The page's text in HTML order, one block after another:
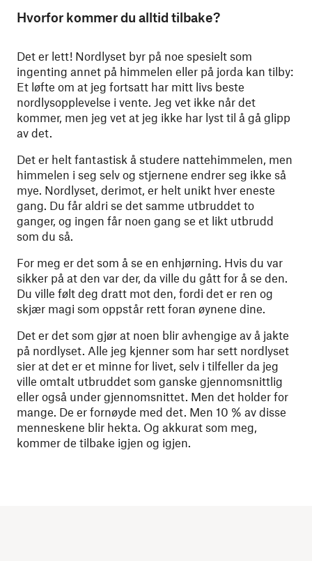
Hvorfor kommer du alltid tilbake?
Det er lett! Nordlyset byr på noe spesielt som
ingenting annet på himmelen eller på jorda kan tilby:
Et løfte om at jeg fortsatt har mitt livs beste
nordlysopplevelse i vente. Jeg vet ikke når det
kommer, men jeg vet at jeg ikke har lyst til å gå glipp
av det.
Det er helt fantastisk å studere nattehimmelen, men
himmelen i seg selv og stjernene endrer seg ikke så
mye. Nordlyset, derimot, er helt unikt hver eneste
gang. Du får aldri se det samme utbruddet to
ganger, og ingen får noen gang se et likt utbrudd
som du så.
For meg er det som å se en enhjørning. Hvis du var
sikker på at den var der, da ville du gått for å se den.
Du ville følt deg dratt mot den, fordi det er ren og
skjær magi som oppstår rett foran øynene dine.
Det er det som gjør at noen blir avhengige av å jakte
på nordlyset. Alle jeg kjenner som har sett nordlyset
sier at det er et minne for livet, selv i tilfeller da jeg
ville omtalt utbruddet som ganske gjennomsnittlig
eller også under gjennomsnittet. Men det holder for
mange. De er fornøyde med det. Men 10 % av disse
menneskene blir hekta. Og akkurat som meg,
kommer de tilbake igjen og igjen.